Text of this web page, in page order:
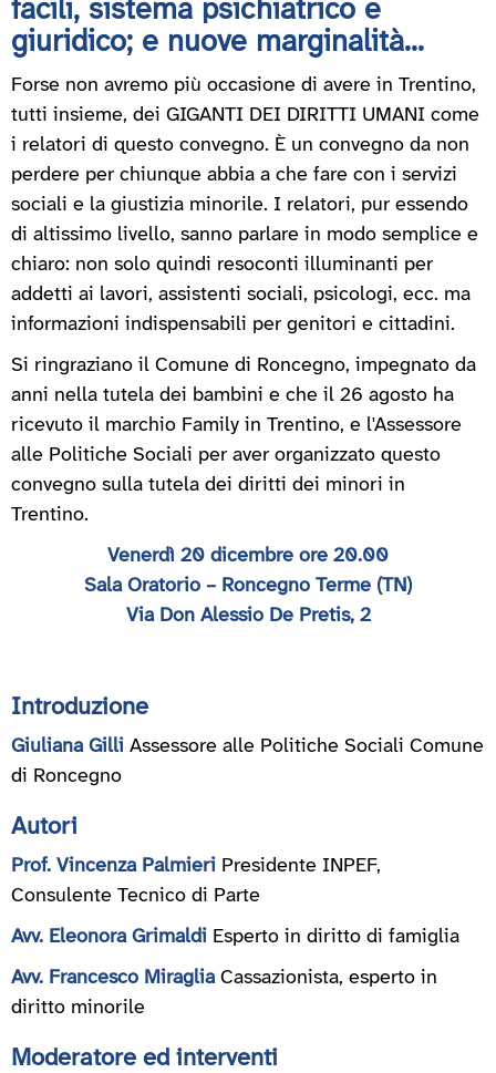
facili, sistema psichiatrico e
giuridico; e nuove marginalità...
Forse non avremo più occasione di avere in Trentino,
tutti insieme, dei GIGANTI DEI DIRITTI UMANI come
i relatori di questo convegno. È un convegno da non
perdere per chiunque abbia a che fare con i servizi
sociali e la giustizia minorile. I relatori, pur essendo
di altissimo livello, sanno parlare in modo semplice e
chiaro: non solo quindi resoconti illuminanti per
addetti ai lavori, assistenti sociali, psicologi, ecc. ma
informazioni indispensabili per genitori e cittadini.
Si ringraziano il Comune di Roncegno, impegnato da
anni nella tutela dei bambini e che il 26 agosto ha
ricevuto il marchio Family in Trentino, e l'Assessore
alle Politiche Sociali per aver organizzato questo
convegno sulla tutela dei diritti dei minori in
Trentino.
Venerdì 20 dicembre ore 20.00
Sala Oratorio – Roncegno Terme (TN)
Via Don Alessio De Pretis, 2
Introduzione
Giuliana Gilli Assessore alle Politiche Sociali Comune
di Roncegno
Autori
Prof. Vincenza Palmieri Presidente INPEF,
Consulente Tecnico di Parte
Avv. Eleonora Grimaldi Esperto in diritto di famiglia
Avv. Francesco Miraglia Cassazionista, esperto in
diritto minorile
Moderatore ed interventi